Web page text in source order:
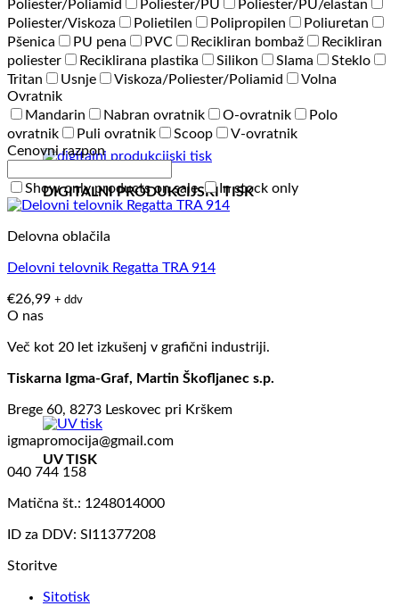
DIGITALNI PRODUKCIJSKI TISK
UV TISK
Poliester/Poliamid Poliester/PU
Poliester/PU/elastan
Poliester/Viskoza
Polietilen Polipropilen
Poliuretan
Pšenica
PU pena PVC Recikliran bombaž
Recikliran
poliester
Reciklirana plastika Silikon Slama
Steklo
Tritan
Usnje Viskoza/Poliester/Poliamid
Volna
Ovratnik
Mandarin
Nabran ovratnik O-ovratnik
Polo
ovratnik
Puli ovratnik Scoop
V-ovratnik
Cenovni razpon
Show only products on sale In stock only
Delovna oblačila
Delovni telovnik Regatta TRA 914
€26,99 + ddv
O nas
Več kot 20 let izkušenj v grafični industriji.
Tiskarna Igma-Graf, Martin Škofljanec s.p.
Brege 60, 8273 Leskovec pri Krškem
igmapromocija@gmail.com
040 744 158
Matična št.: 1248014000
ID za DDV: SI11377208
Storitve
Sitotisk